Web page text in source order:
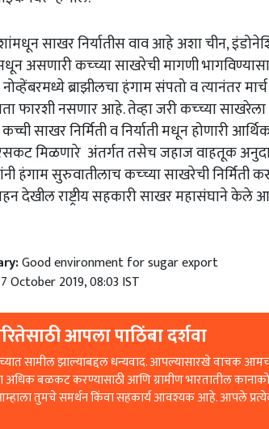
साखर निर्यातीस वाव आहे अशा चीन,
असणारी कच्च्या साखरेची मागणी
ब्राझीलचा हंगाम संपतो व त्यानंतर
फारशी नसणार आहे. तेव्हा जरी कच्च्या साखरेला
साखर निर्मिती व निर्याती मधून होणारी
मिळणारे अंतर्गत तसेच जहाज वाहतूक
हंगाम सुरुवातीलाच कच्च्या साखरेची निर्मिती
देखील राष्ट्रीय सहकारी साखर महासंघाने केले
Good environment for sugar export
October 2019, 08:03 IST
आपला पाठिंबा दर्शवा
सामील झाल्याबद्दल धन्यवाद. आपल्यासारखे वाचक
अधिक बळकट करण्यासाठी आणि ग्रामीण भारतातील
तुमचे समर्थन किंवा सहकार्य आवश्यक आहे. आपले